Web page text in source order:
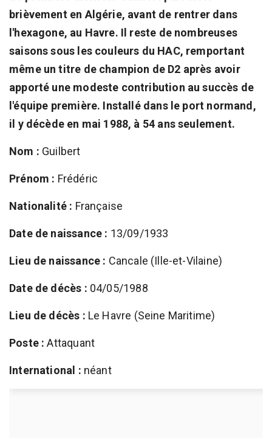
brièvement en Algérie, avant de rentrer dans
l'hexagone, au Havre. Il reste de nombreuses
saisons sous les couleurs du HAC, remportant
même un titre de champion de D2 après avoir
apporté une modeste contribution au succès de
l'équipe première. Installé dans le port normand,
il y décède en mai 1988, à 54 ans seulement.
Nom : Guilbert
Prénom : Frédéric
Nationalité : Française
Date de naissance : 13/09/1933
Lieu de naissance : Cancale (Ille-et-Vilaine)
Date de décès : 04/05/1988
Lieu de décès : Le Havre (Seine Maritime)
Poste : Attaquant
International : néant